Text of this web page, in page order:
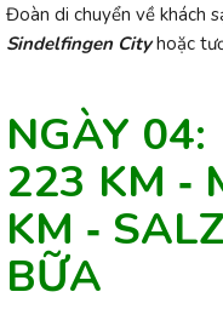
Đoàn di chuyển về khách
Sindelfingen City hoặc
NGÀY 04:
223 KM ‐
KM ‐
BỮA